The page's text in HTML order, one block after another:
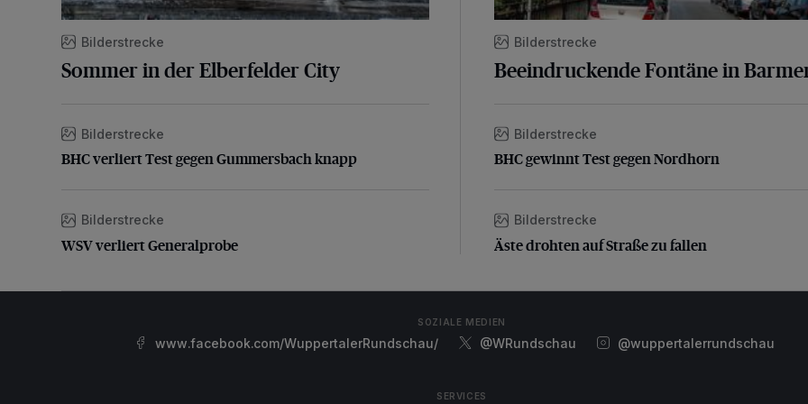
Bilderstrecke
Sommer in der Elberfelder City
BHC verliert Test gegen Gummersbach knapp
Bilderstrecke
BHC verliert Test gegen Gummersbach knapp
WSV verliert Generalprobe
Bilderstrecke
WSV verliert Generalprobe
Bilderstrecke
Beeindruckende Fontäne in
BHC gewinnt Test gegen Nordhorn
Bilderstrecke
BHC gewinnt Test gegen Nordhorn
Äste drohten auf Straße zu fallen
Bilderstrecke
Äste drohten auf Straße zu fallen
SOZIALE MEDIEN
www.facebook.com/WuppertalerRundschau/ @WRundschau @wuppertalerrundschau
SERVICES